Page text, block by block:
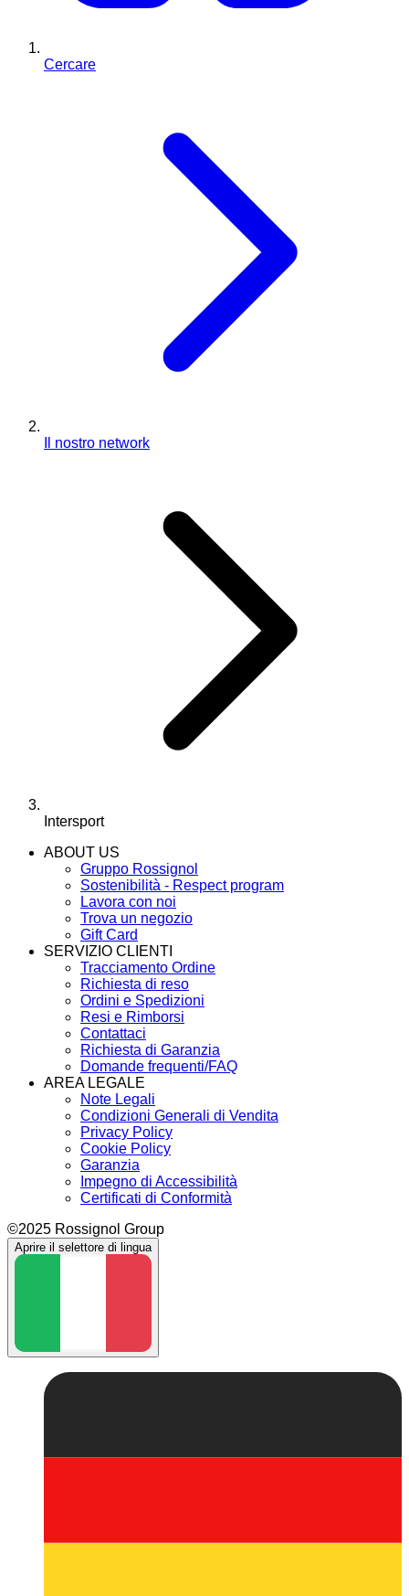
Cercare
Il nostro network
Intersport
ABOUT US
Gruppo Rossignol
Sostenibilità - Respect program
Lavora con noi
Trova un negozio
Gift Card
SERVIZIO CLIENTI
Tracciamento Ordine
Richiesta di reso
Ordini e Spedizioni
Resi e Rimborsi
Contattaci
Richiesta di Garanzia
Domande frequenti/FAQ
AREA LEGALE
Note Legali
Condizioni Generali di Vendita
Privacy Policy
Cookie Policy
Garanzia
Impegno di Accessibilità
Certificati di Conformità
©2025 Rossignol Group
Aprire il selettore di lingua